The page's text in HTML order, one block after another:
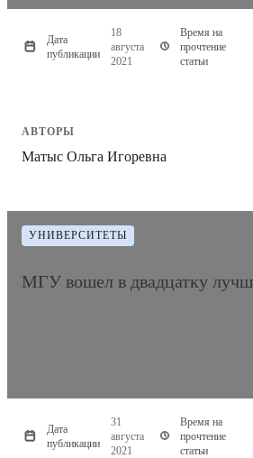
Дата
публикации
18
августа
2021
Время на
прочтение
статьи
АВТОРЫ
Матыс Ольга Игоревна
УНИВЕРСИТЕТЫ
МГУ вошел в двадцатку
Дата
публикации
31
августа
2021
Время на
прочтение
статьи